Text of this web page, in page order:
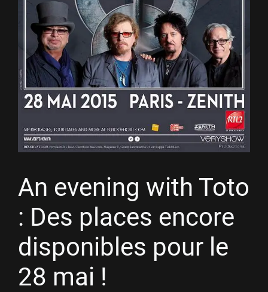
An evening with Toto
: Des places encore
disponibles pour le
28 mai !